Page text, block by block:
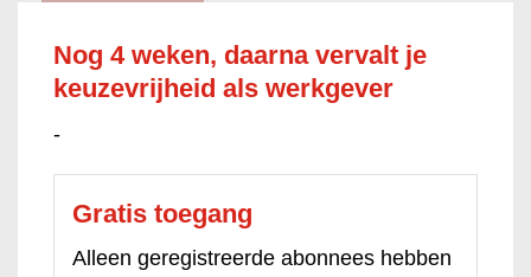
Nog 4 weken, daarna vervalt je
keuzevrijheid als werkgever
-
Gratis toegang
Alleen geregistreerde abonnees hebben